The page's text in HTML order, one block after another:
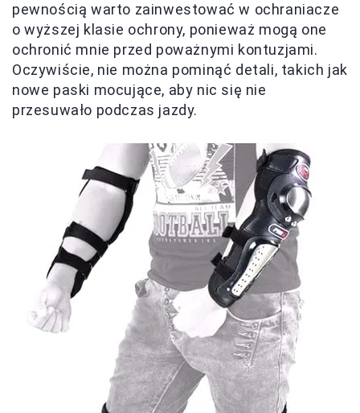
pewnością warto zainwestować w ochraniacze
o wyższej klasie ochrony, ponieważ mogą one
ochronić mnie przed poważnymi kontuzjami.
Oczywiście, nie można pominąć detali, takich jak
nowe paski mocujące, aby nic się nie
przesuwało podczas jazdy.